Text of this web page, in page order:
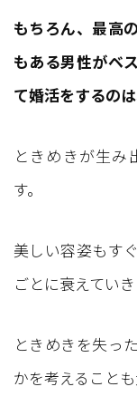
もちろん、最高
もある男性がベ
て婚活をするの
ときめきが生み
す。
美しい容姿もす
ごとに衰えていき
ときめきを失っ
かを考えることも